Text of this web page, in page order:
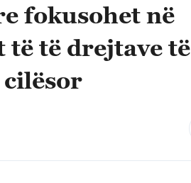
fokusohet në
të drejtave të